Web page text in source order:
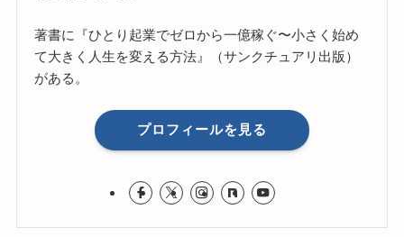
著書に『ひとり起業でゼロから一億稼ぐ〜小さく始め
て大きく人生を変える方法』（サンクチュアリ出版）
がある。
プロフィールを見る